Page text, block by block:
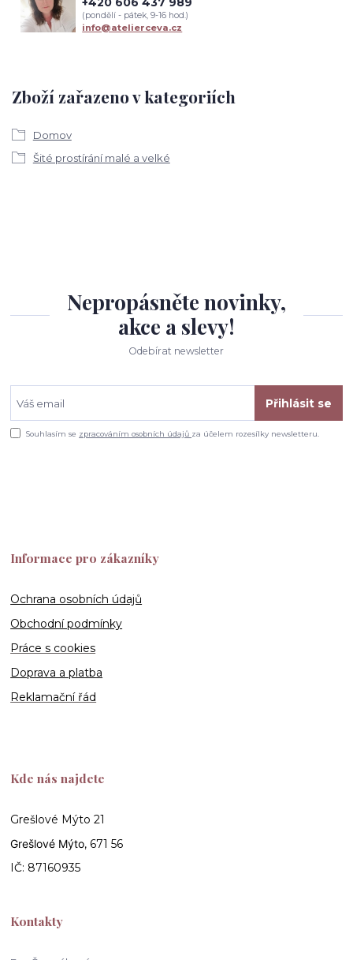
Zboží zařazeno v kategoriích
Domov
Šité prostírání malé a velké
(pondělí - pátek, 9-16 hod.)
info@atelierceva.cz
Nepropásněte novinky,
akce a slevy!
Odebírat newsletter
Přihlásit se
Souhlasím se zpracováním osobních údajů za účelem rozesílky newsletteru.
Informace pro zákazníky
Ochrana osobních údajů
Obchodní podmínky
Práce s cookies
Doprava a platba
Reklamační řád
Kde nás najdete
Grešlové Mýto 21
Grešlové Mýto, 671 56
IČ: 87160935
Kontakty